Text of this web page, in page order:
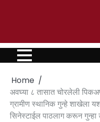
Home
अवघ्या ८ तासात चोरलेली
ग्रामीण स्थानिक गुन्हे शाखेला
सिनेस्टाईल पाठलाग करून